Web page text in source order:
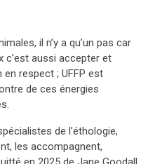
il n’y a qu’un pas car
c’est aussi accepter et
respect ; UFFP est
de ces énergies
de l’éthologie,
les accompagnent,